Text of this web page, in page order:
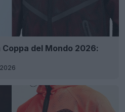
del Mondo 2026: